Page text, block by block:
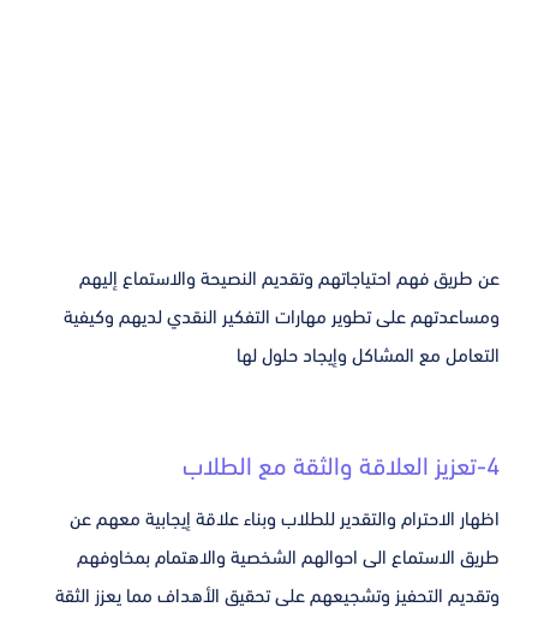
عن طريق فهم احتياجاتهم وتقديم النصيحة والاستماع إليهم
ومساعدتهم على تطوير مهارات التفكير النقدي لديهم وكيفية
التعامل مع المشاكل وإيجاد حلول لها
4-تعزيز العلاقة والثقة مع الطلاب
اظهار الاحترام والتقدير للطلاب وبناء علاقة إيجابية معهم عن
طريق الاستماع الى احوالهم الشخصية والاهتمام بمخاوفهم
وتقديم التحفيز وتشجيعهم على تحقيق الأهداف مما يعزز الثقة